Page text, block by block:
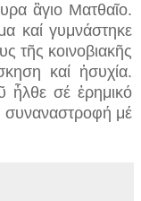
ἃγιο Ματθαῖο.
καί γυμνάστηκε
τῆς κοινοβιακῆς
καί ἡσυχία.
ἦλθε σέ ἐρημικό
συναναστροφή μέ